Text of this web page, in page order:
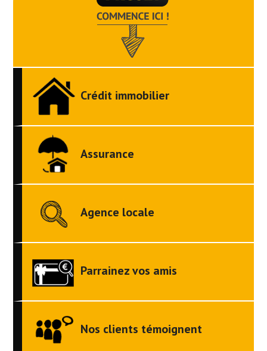
Crédit immobilier
Assurance
Agence locale
Parrainez vos amis
Nos clients témoignent